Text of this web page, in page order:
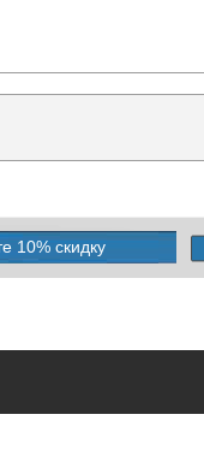
10% скидку